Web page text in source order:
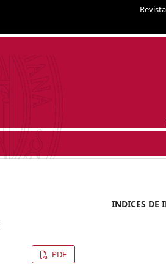
PDF
INDICES DE